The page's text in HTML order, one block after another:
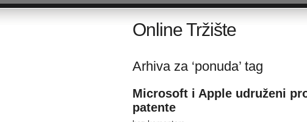
Online Tržište
Arhiva za ‘ponuda’ tag
Microsoft i Apple udruženi
patente